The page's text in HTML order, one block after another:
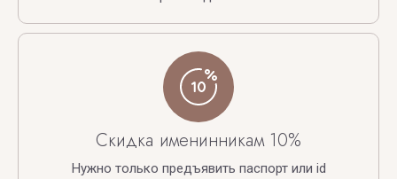
Скидка именинникам 10%
Нужно только предъявить паспорт или id